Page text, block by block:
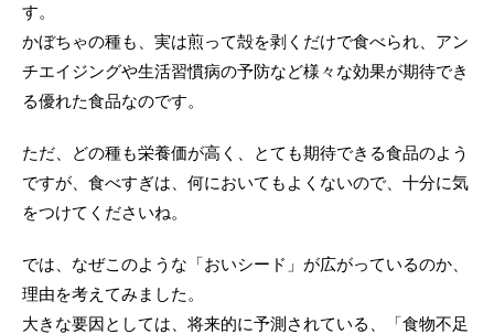
す。
かぼちゃの種も、実は煎って殻を剥くだけで食べられ、アン
チエイジングや生活習慣病の予防など様々な効果が期待でき
る優れた食品なのです。
ただ、どの種も栄養価が高く、とても期待できる食品のよう
ですが、食べすぎは、何においてもよくないので、十分に気
をつけてくださいね。
では、なぜこのような「おいシード」が広がっているのか、
理由を考えてみました。
大きな要因としては、将来的に予測されている、「食物不足